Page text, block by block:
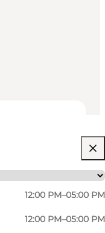
12:00 PM–05:00 PM
12:00 PM–05:00 PM